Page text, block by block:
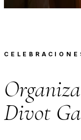
Divot